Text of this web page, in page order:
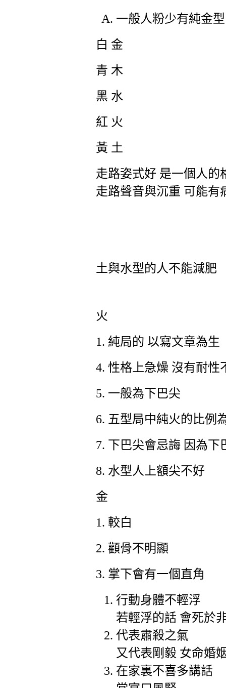
一般人粉少有純金
白 金
青 木
黑 水
紅 火
黃 土
走路姿式好 是一個人的
走路聲音與沉重 可能有
土與水型的人不能減肥
火
1. 純局的 以寫文章為生
4. 性格上急燥 沒有耐性
5. 一般為下巴尖
6. 五型局中純火的比例
7. 下巴尖會忌誨 因為下
8. 水型人上額尖不好
金
1. 較白
2. 顴骨不明顯
3. 掌下會有一個直角
行動身體不輕浮
若輕浮的話 會死於
代表肅殺之氣
又代表剛毅 女命婚
在家裏不喜多講話